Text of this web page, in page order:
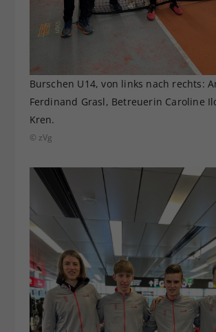
Burschen U14, von links nach rechts:
Ferdinand Grasl, Betreuerin Caroline
Kren.
© zVg